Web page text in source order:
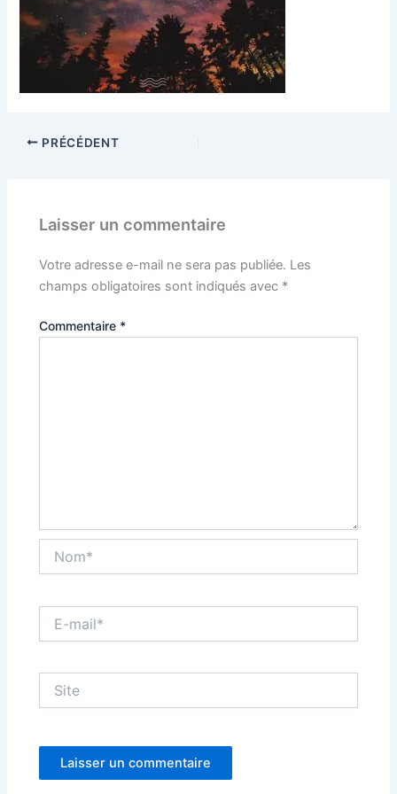
PRÉCÉDENT
Laisser un commentaire
Votre adresse e-mail ne sera pas publiée. Les
champs obligatoires sont indiqués avec *
Commentaire *
mail*